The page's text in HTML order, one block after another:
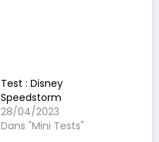
Test : Disney
Speedstorm
28/04/2023
Dans "Mini Tests"